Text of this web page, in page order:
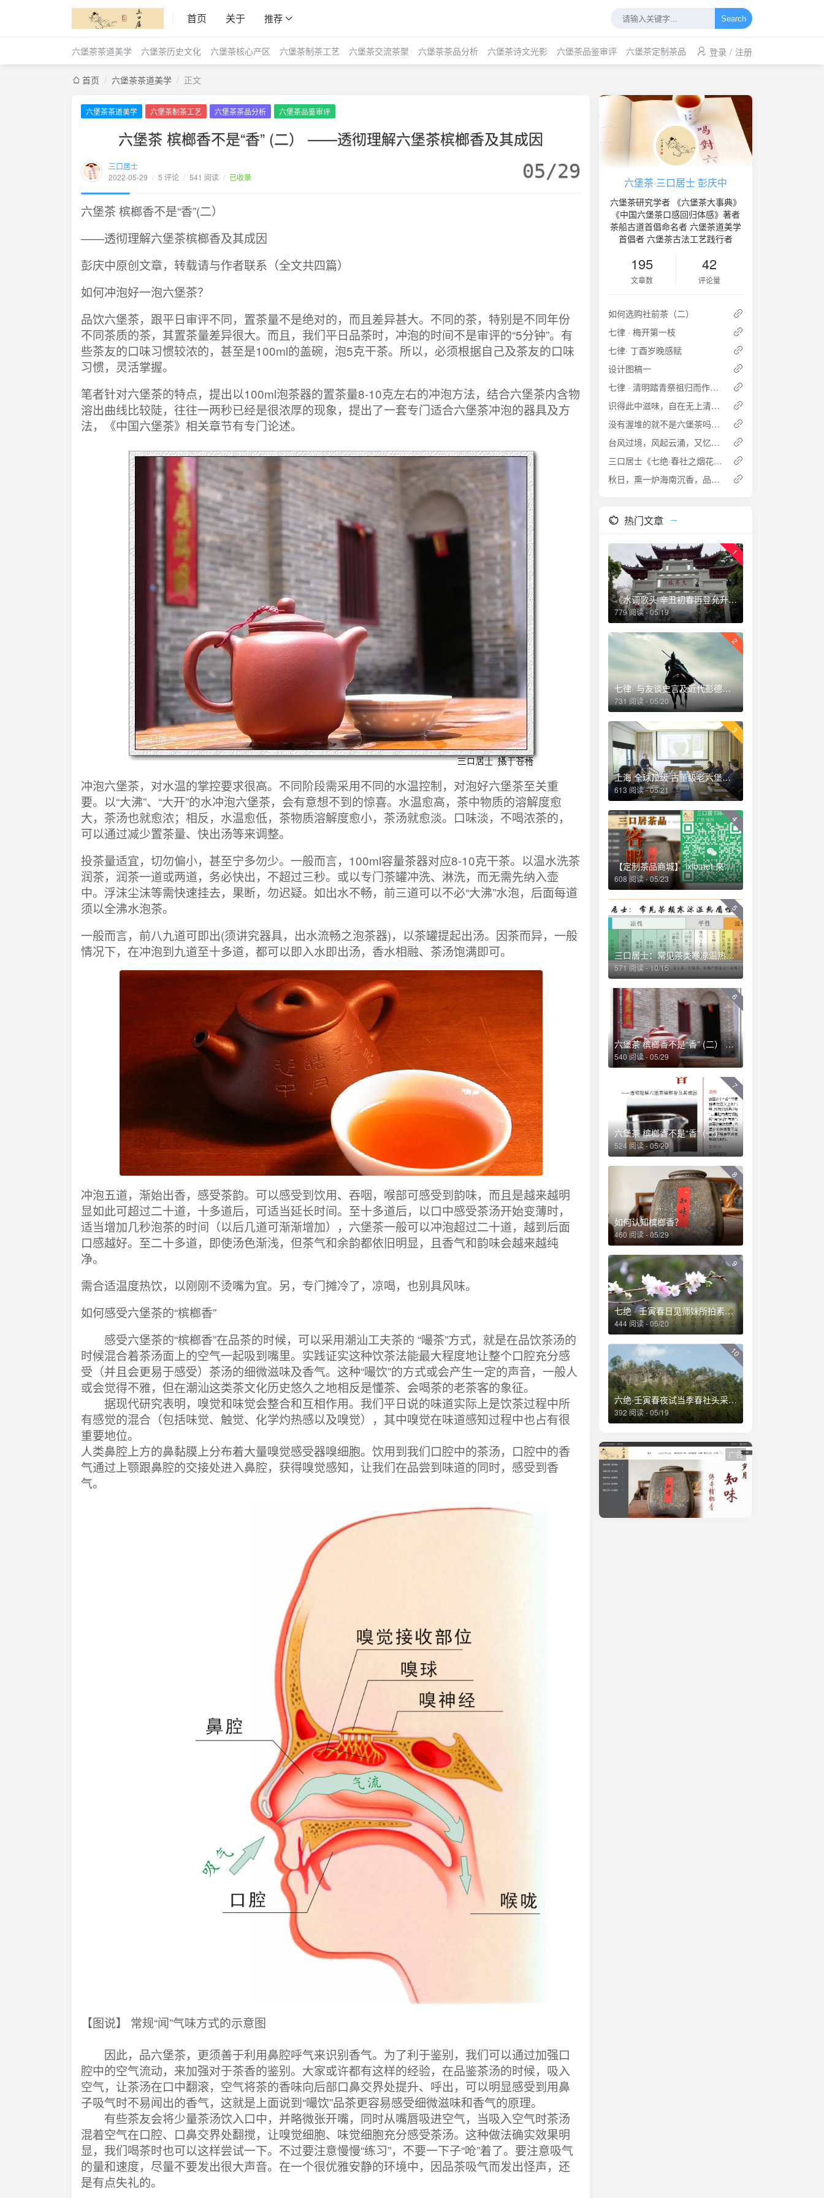
首页 关于 推荐 Search
六堡茶茶道美学 六堡茶历史文化 六堡茶核心产区 六堡茶制茶工艺 六堡茶交流茶聚 六堡茶茶品分析 六堡茶诗文光影 六堡茶品鉴审评 六堡茶定制茶品 登录 / 注册
首页 / 六堡茶茶道美学 / 正文
六堡茶茶道美学 六堡茶制茶工艺 六堡茶茶品分析 六堡茶品鉴审评
六堡茶 槟榔香不是“香” (二） ——透彻理解六堡茶槟榔香及其成因
三口居士
2022-05-29 / 5 评论 / 541 阅读 / 已收录 05/29
六堡茶 槟榔香不是“香”(二）
——透彻理解六堡茶槟榔香及其成因
彭庆中原创文章，转载请与作者联系（全文共四篇）
如何冲泡好一泡六堡茶？
品饮六堡茶，跟平日审评不同，置茶量不是绝对的，而且差异甚大。不同的茶，特别是不同年份
不同茶质的茶，其置茶量差异很大。而且，我们平日品茶时，冲泡的时间不是审评的“5分钟”。有
些茶友的口味习惯较浓的，甚至是100ml的盖碗，泡5克干茶。所以，必须根据自己及茶友的口味
习惯，灵活掌握。
笔者针对六堡茶的特点，提出以100ml泡茶器的置茶量8-10克左右的冲泡方法，结合六堡茶内含物
溶出曲线比较陡，往往一两秒已经是很浓厚的现象，提出了一套专门适合六堡茶冲泡的器具及方
法，《中国六堡茶》相关章节有专门论述。
冲泡六堡茶，对水温的掌控要求很高。不同阶段需采用不同的水温控制，对泡好六堡茶至关重
要。以“大沸”、“大开”的水冲泡六堡茶，会有意想不到的惊喜。水温愈高，茶中物质的溶解度愈
大，茶汤也就愈浓；相反，水温愈低，茶物质溶解度愈小，茶汤就愈淡。口味淡，不喝浓茶的，
可以通过减少置茶量、快出汤等来调整。
投茶量适宜，切勿偏小，甚至宁多勿少。一般而言，100ml容量茶器对应8-10克干茶。以温水洗茶
润茶，润茶一道或两道，务必快出，不超过三秒。或以专门茶罐冲洗、淋洗，而无需先纳入壶
中。浮沫尘沫等需快速挂去，果断，勿迟疑。如出水不畅，前三道可以不必“大沸”水泡，后面每道
须以全沸水泡茶。
一般而言，前八九道可即出(须讲究器具，出水流畅之泡茶器)，以茶罐提起出汤。因茶而异，一般
情况下，在冲泡到九道至十多道，都可以即入水即出汤，香水相融、茶汤饱满即可。
冲泡五道，渐始出香，感受茶韵。可以感受到饮用、吞咽，喉部可感受到韵味，而且是越来越明
显如此可超过二十道，十多道后，可适当延长时间。至十多道后，以口中感受茶汤开始变薄时，
适当增加几秒泡茶的时间（以后几道可渐渐增加），六堡茶一般可以冲泡超过二十道，越到后面
口感越好。至二十多道，即使汤色渐浅，但茶气和余韵都依旧明显，且香气和韵味会越来越纯
净。
需合适温度热饮，以刚刚不烫嘴为宜。另，专门摊冷了，凉喝，也别具风味。
如何感受六堡茶的“槟榔香”
感受六堡茶的“槟榔香”在品茶的时候，可以采用潮汕工夫茶的 “嘬茶”方式，就是在品饮茶汤的
时候混合着茶汤面上的空气一起吸到嘴里。实践证实这种饮茶法能最大程度地让整个口腔充分感
受（并且会更易于感受）茶汤的细微滋味及香气。这种“嘬饮”的方式或会产生一定的声音，一般人
或会觉得不雅，但在潮汕这类茶文化历史悠久之地相反是懂茶、会喝茶的老茶客的象征。
据现代研究表明，嗅觉和味觉会整合和互相作用。我们平日说的味道实际上是饮茶过程中所
有感觉的混合（包括味觉、触觉、化学灼热感以及嗅觉），其中嗅觉在味道感知过程中也占有很
重要地位。
人类鼻腔上方的鼻黏膜上分布着大量嗅觉感受器嗅细胞。饮用到我们口腔中的茶汤，口腔中的香
气通过上颚跟鼻腔的交接处进入鼻腔，获得嗅觉感知，让我们在品尝到味道的同时，感受到香
气。
【图说】 常规“闻”气味方式的示意图
因此，品六堡茶，更须善于利用鼻腔呼气来识别香气。为了利于鉴别，我们可以通过加强口
腔中的空气流动，来加强对于茶香的鉴别。大家或许都有这样的经验，在品鉴茶汤的时候，吸入
空气，让茶汤在口中翻滚，空气将茶的香味向后部口鼻交界处提升、呼出，可以明显感受到用鼻
子吸气时不易闻出的香气，这就是上面说到“嘬饮”品茶更容易感受细微滋味和香气的原理。
有些茶友会将少量茶汤饮入口中，并略微张开嘴，同时从嘴唇吸进空气，当吸入空气时茶汤
混着空气在口腔、口鼻交界处翻搅，让嗅觉细胞、味觉细胞充分感受茶汤。这种做法确实效果明
显，我们喝茶时也可以这样尝试一下。不过要注意慢慢“练习”，不要一下子“呛”着了。要注意吸气
的量和速度，尽量不要发出很大声音。在一个很优雅安静的环境中，因品茶吸气而发出怪声，还
是有点失礼的。
六堡茶·三口居士 彭庆中
六堡茶研究学者 《六堡茶大事典》
《中国六堡茶口感回归体感》著者
茶船古道首倡命名者 六堡茶道美学
首倡者 六堡茶古法工艺践行者
195
文章数
42
评论量
如何选购社前茶（二）
七律 · 梅开第一枝
七律· 丁酉岁晚感赋
设计图稿一
七律 · 清明踏青祭祖归而作和诸兄清明和诗
识得此中滋味，自在无上清凉 六堡· 知味
没有渥堆的就不是六堡茶吗？（一） ——谈传统六堡茶的发展模式
台风过境，风起云涌，又忆起当年所填一词 (2014-07-19 17:41)
三口居士《七绝·春社之烟花》 (2014-03-18 21:22:01)
秋日，熏一炉海南沉香，品茶之余拍照自娱，烟中现弥勒菩萨宝相，欢喜，赞叹 (2013-10-18 14:22)
热门文章
1
《水调歌头·辛丑初春再登允升塔》
779 阅读 - 05/19
2
七律· 与友谈史言及近代彭德怀刚猛直言乃唯一者也深夜读史掩卷感赋
731 阅读 - 05/20
3
上海 全球顶级 古董级老六堡品鉴会 2018.12
613 阅读 - 05/21
4
【定制茶品商城】 lxlb.net 来些六堡
608 阅读 - 05/23
5
三口居士：常见茶类寒凉温热属性一览 (2013-04-01 09:53:04)
571 阅读 - 10/15
6
六堡茶 槟榔香不是“香” (二） ——透彻理解六堡茶槟榔香及其成因
540 阅读 - 05/29
7
六堡茶 槟榔香不是“香” (一） ——透彻理解六堡茶槟榔香及其成因
524 阅读 - 05/29
8
如何认知槟榔香？
460 阅读 - 05/29
9
七绝 · 壬寅春日见师妹所拍素白桃花有感
444 阅读 - 05/20
10
六绝·壬寅春夜试当季春社头采茶得赋
392 阅读 - 05/19
广告